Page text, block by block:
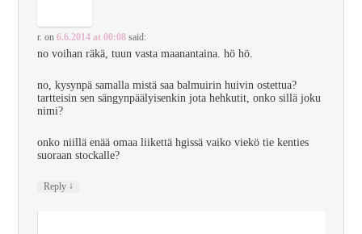
r. on6.6.2014 at 00:08 said:
no voihan räkä, tuun vasta maanantaina. hö hö.
no, kysynpä samalla mistä saa balmuirin huivin ostettua?
tartteisin sen sängynpäälyisenkin jota hehkutit, onko sillä joku
nimi?
onko niillä enää omaa liikettä hgissä vaiko viekö tie kenties
suoraan stockalle?
Reply ↓